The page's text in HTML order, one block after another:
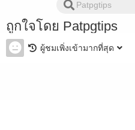
ถูกใจโดย Patpgtips
ผู้ชมเพิ่งเข้ามากที่สุด